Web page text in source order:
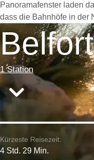
Panoramafenster laden
dass die Bahnhöfe in der
Belfort
1 Station
Kürzeste Reisezeit:
4 Std. 29 Min.